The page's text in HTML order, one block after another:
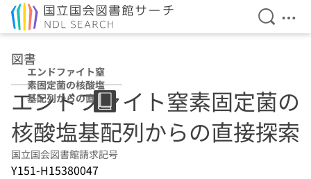
検索を
メ
図書
エンドファイト窒
素固定菌の核酸塩
基配列からの直接
探索
エンドファイト窒素固定菌の
核酸塩基配列からの直接探索
国立国会図書館請求記号
Y151-H15380047